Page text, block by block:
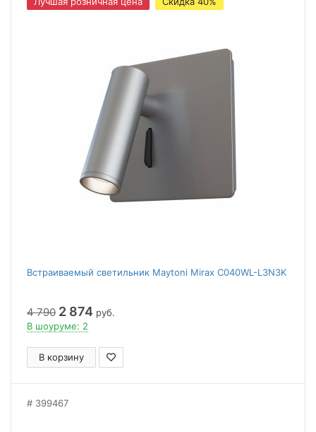
Встраиваемый cветильник Maytoni Mirax C040WL-L3N3K
4 790 2 874 руб.
В шоуруме: 2
В корзину
399467